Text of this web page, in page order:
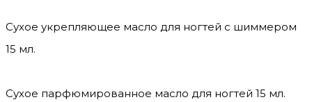
Сухое укрепляющее масло для ногтей с шиммером
15 мл.
Сухое парфюмированное масло для ногтей 15 мл.